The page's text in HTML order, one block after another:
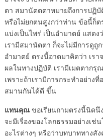
ตา สมานัตตตาหมายถึงการปฏิ
หรือไม่ยกตนสูงกว่าท่าน ข้อนี้ก็ต
แบ่งเป็นไพร่ เป็นอำมาตย์ แสด
เรามีสมานัตตา ก็จะไม่มีการดูถู
อำมาตย์ ตรงนี้อาตมาคิดว่า เร
ผลในทางปฏิบัติ เรามีเมตตาก
เพราะถ้าเรามีการกระทำอย่าง
สมานกันได้ดี ขึ้น
แทนคุณขอเรียนถามตรงนี้นิดนึ
จะมีเรื่องของโลกธรรมอย่างเช่
อะไรต่างๆ หรือว่าบทบาททางสั